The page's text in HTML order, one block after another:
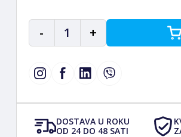
- 1 +
DOSTAVA U ROKU
OD 24 DO 48 SATI